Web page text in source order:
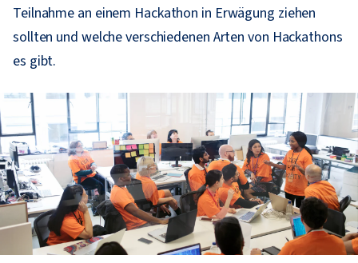
Teilnahme an einem Hackathon in Erwägung ziehen
sollten und welche verschiedenen Arten von Hackathons
es gibt.